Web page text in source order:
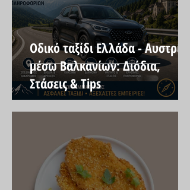
Οδικό ταξίδι Ελλάδα - Αυστρία
μέσω Βαλκανίων: Διόδια,
Στάσεις & Tips